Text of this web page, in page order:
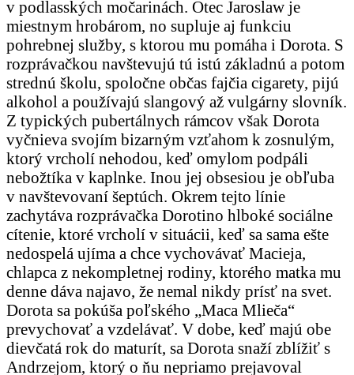
v podlasských močarinách. Otec Jaroslaw je
miestnym hrobárom, no supluje aj funkciu
pohrebnej služby, s ktorou mu pomáha i Dorota. S
rozprávačkou navštevujú tú istú základnú a potom
strednú školu, spoločne občas fajčia cigarety, pijú
alkohol a používajú slangový až vulgárny slovník.
Z typických pubertálnych rámcov však Dorota
vyčnieva svojím bizarným vzťahom k zosnulým,
ktorý vrcholí nehodou, keď omylom podpáli
nebožtíka v kaplnke. Inou jej obsesiou je obľuba
v navštevovaní šeptúch. Okrem tejto línie
zachytáva rozprávačka Dorotino hlboké sociálne
cítenie, ktoré vrcholí v situácii, keď sa sama ešte
nedospelá ujíma a chce vychovávať Macieja,
chlapca z nekompletnej rodiny, ktorého matka mu
denne dáva najavo, že nemal nikdy prísť na svet.
Dorota sa pokúša poľského „Maca Mlieča“
prevychovať a vzdelávať. V dobe, keď majú obe
dievčatá rok do maturít, sa Dorota snaží zblížiť s
Andrzejom, ktorý o ňu nepriamo prejavoval